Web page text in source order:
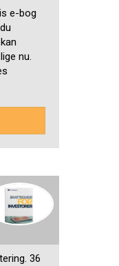
e-bog
nu.
36